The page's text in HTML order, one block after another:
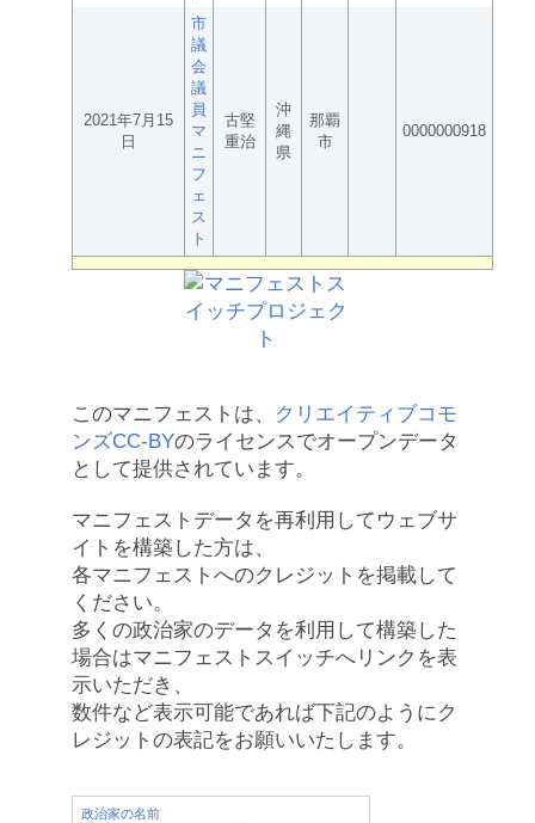
2021年7月15
日
市
議
会
議
員
マ
ニ
フ
ェ
ス
ト
古堅
重治
沖
縄
県
那覇
市
0000000918
このマニフェストは、
クリエイティブコモ
ンズCC-BYのライセンスでオープンデータ
として提供されています。
マニフェストデータを再利用してウェブサ
イトを構築した方は、
各マニフェストへのクレジットを掲載して
ください。
多くの政治家のデータを利用して構築した
場合はマニフェストスイッチへリンクを表
示いただき、
数件など表示可能であれば下記のようにク
レジットの表記をお願いいたします。
政治家の名前